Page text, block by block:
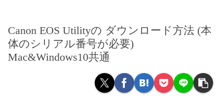
Canon EOS Utilityの ダウンロード方法 (本
体のシリアル番号が必要)
Mac&Windows10共通